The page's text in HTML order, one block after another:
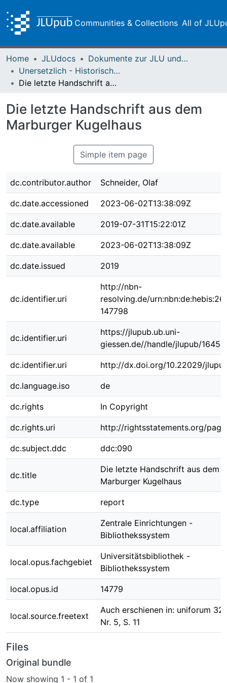
Communities & Collections All of
Home JLUdocs
Dokumente zur JLU und ihren Sammlungen
Unersetzlich - Historische Sammlungen der Universitätsbibliothek
Die letzte Handschrift aus dem Marburger Kugelhaus
Die letzte Handschrift aus dem
Marburger Kugelhaus
Simple item page
dc.contributor.author Schneider, Olaf
dc.date.accessioned 2023-06-02T13:38:09Z
dc.date.available 2019-07-31T15:22:01Z
dc.date.available 2023-06-02T13:38:09Z
dc.date.issued 2019
dc.identifier.uri
http://nbn-
resolving.de/
147798
dc.identifier.uri
https://jlupub.ub.uni-
giessen.de//handle/jlupub/16450
dc.identifier.uri http://dx.doi.org/10.22029/
dc.language.iso de
dc.rights In Copyright
dc.rights.uri http://rightsstatements.org/
dc.subject.ddc ddc:090
dc.title
Die letzte Handschrift aus dem
Marburger Kugelhaus
dc.type report
local.affiliation
Zentrale Einrichtungen -
Bibliothekssystem
local.opus.fachgebiet
Universitätsbibliothek -
Bibliothekssystem
local.opus.id 14779
local.source.freetext
Auch erschienen in: uniforum 32
Nr. 5, S. 11
Files
Original bundle
Now showing 1 - 1 of 1